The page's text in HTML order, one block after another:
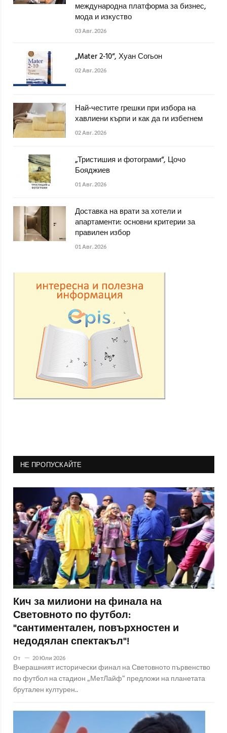
международна платформа за бизнес,
мода и изкуство
03 Авг. 2026
„Mater 2-10“, Хуан Согьон
02 Авг. 2026
Най-честите грешки при избора на
хавлиени кърпи и как да ги избегнем
02 Авг. 2026
„Тристишия и фотограми“, Цочо
Бояджиев
01 Авг. 2026
Доставка на врати за хотели и
апартаменти: основни критерии за
правилен избор
01 Авг. 2026
НЕ ПРОПУСКАЙТЕ
Кич за милиони на финала на
Световното по футбол:
"сантиментален, повърхностен и
недодялан спектакъл"!
От 20 Юли 2026
Вчерашният исторически финал на Световното първенство
по футбол на стадион „МетЛайф“ предложи на планетата
брутален културен..